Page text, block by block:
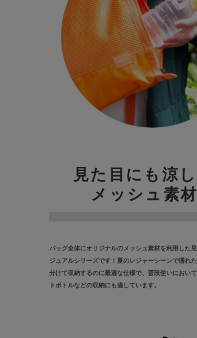
見た目にも 涼
メッシュ素材
バッグ全体にオリジナルのメッシュ素材を利用した
ジュアルシリーズです！夏のレジャーシーンで濡れ
分けて収納するのに最適な仕様で、普段使いにおい
トボトルなどの収納にも適しています。